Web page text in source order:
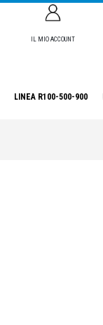
IL MIO ACCOUNT
LINEA R100-500-900